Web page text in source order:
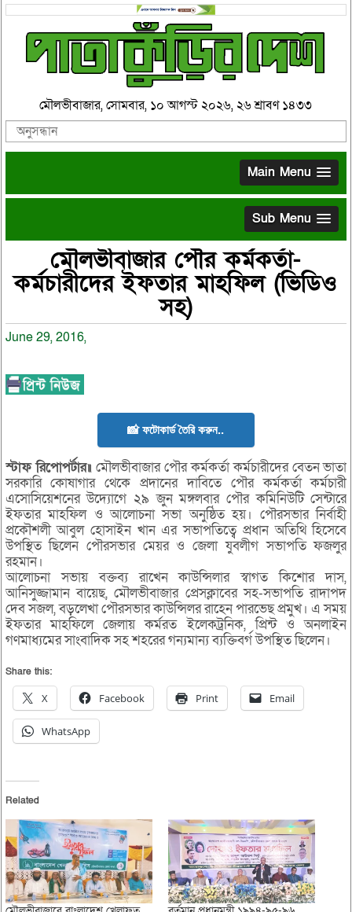
মৌলভীবাজার, সোমবার, ১০ আগস্ট ২০২৬, ২৬ শ্রাবণ ১৪৩৩
Main Menu
Sub Menu
মৌলভীবাজার পৌর কর্মকর্তা-
কর্মচারীদের ইফতার মাহফিল (ভিডিও
সহ)
June 29, 2016,
📸 ফটোকার্ড তৈরি করুন..
স্টাফ রিপোপর্টার॥ মৌলভীবাজার পৌর কর্মকর্তা কর্মচারীদের বেতন ভাতা
সরকারি কোষাগার থেকে প্রদানের দাবিতে পৌর কর্মকর্তা কর্মচারী
এসোসিয়েশনের উদ্যোগে ২৯ জুন মঙ্গলবার পৌর কমিনিউটি সেন্টারে
ইফতার মাহফিল ও আলোচনা সভা অনুষ্ঠিত হয়। পৌরসভার নির্বাহী
প্রকৌশলী আবুল হোসাইন খান এর সভাপতিত্বে প্রধান অতিথি হিসেবে
উপস্থিত ছিলেন পৌরসভার মেয়র ও জেলা যুবলীগ সভাপতি ফজলুর
রহমান।
আলোচনা সভায় বক্তব্য রাখেন কাউন্সিলার স্বাগত কিশোর দাস,
আনিসুজ্জামান বায়েছ, মৌলভীবাজার প্রেসক্লাবের সহ-সভাপতি রাদাপদ
দেব সজল, বড়লেখা পৌরসভার কাউন্সিলর রাহেন পারভেছ প্রমুখ। এ সময়
ইফতার মাহফিলে জেলায় কর্মরত ইলেকট্রনিক, প্রিন্ট ও অনলাইন
গণমাধ্যমের সাংবাদিক সহ শহরের গন্যমান্য ব্যক্তিবর্গ উপস্থিত ছিলেন।
Share this:
X Facebook Print Email
WhatsApp
Related